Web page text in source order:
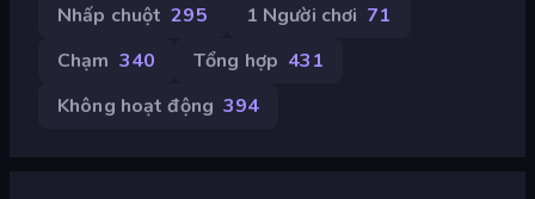
Nhấp chuột 295 1 Người chơi 71
Chạm 340 Tổng hợp 431
Không hoạt động 394